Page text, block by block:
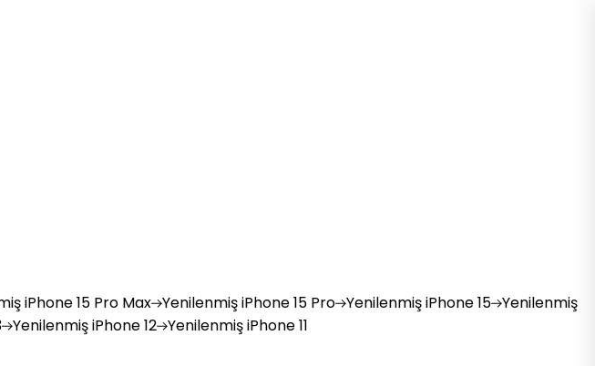
iPhone 15 Pro Max YenilenmişiPhone 15 Pro YenilenmişiPhone 15 Yenilenmiş
YenilenmişiPhone 12 YenilenmişiPhone 11